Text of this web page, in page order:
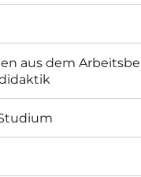
aus dem